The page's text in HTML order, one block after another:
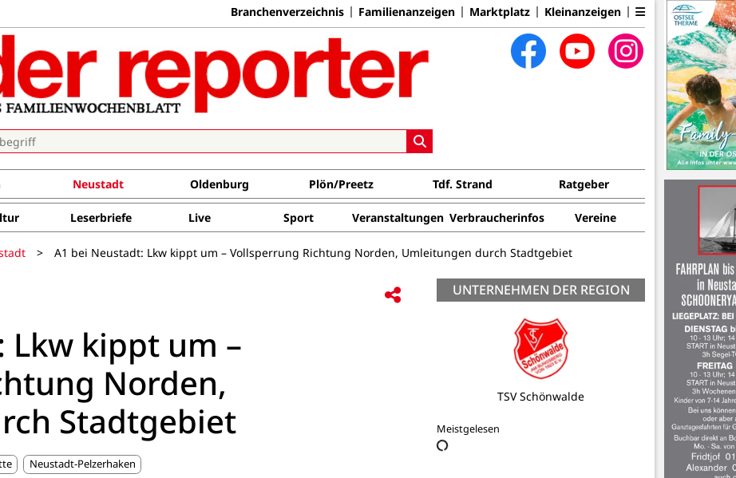
Branchenverzeichnis Familienanzeigen Marktplatz Kleinanzeigen
Neustadt Oldenburg Plön/Preetz Tdf. Strand Ratgeber
Leserbriefe Live Sport Veranstaltungen Verbraucherinfos Vereine
> A1 bei Neustadt: Lkw kippt um – Vollsperrung Richtung Norden, Umleitungen durch Stadtgebiet
Lkw kippt um –
Norden,
Stadtgebiet
Neustadt-Pelzerhaken
UNTERNEHMEN DER REGION
BSV Baugerätevermietung
Meistgelesen